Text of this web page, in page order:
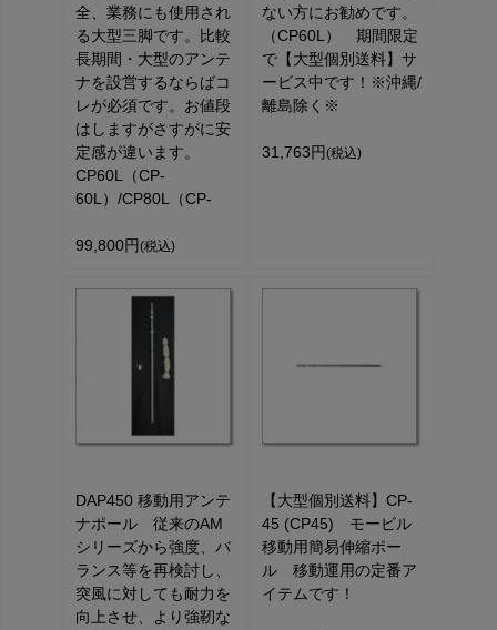
全、業務にも使用され
る大型三脚です。比較
長期間・大型のアンテ
ナを設営するならばコ
レが必須です。お値段
はしますがさすがに安
定感が違います。
CP60L（CP-
60L）/CP80L（CP-
99,800円 (税込)
ない方にお勧めです。
（CP60L） 期間限定
で【大型個別送料】サ
ービス中です！※沖縄/
離島除く※
31,763円 (税込)
DAP450 移動用アンテ
ナポール 従来のAM
シリーズから強度、バ
ランス等を再検討し、
突風に対しても耐力を
向上させ、より強靭な
【大型個別送料】CP-
45 (CP45) モービル
移動用簡易伸縮ポー
ル 移動運用の定番ア
イテムです！